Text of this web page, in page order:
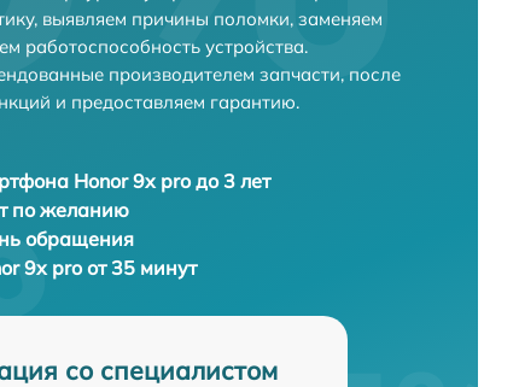
выявляем причины поломки, заменяем
работоспособность устройства.
производителем запчасти, после
и предоставляем гарантию.
Honor 9x pro до 3 лет
по желанию
обращения
9x pro от 35 минут
со специалистом